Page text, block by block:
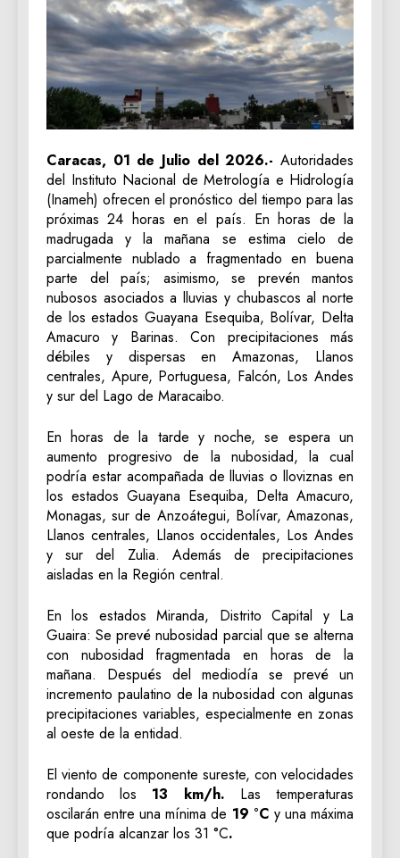
Caracas, 01 de Julio del 2026.- Autoridades
del Instituto Nacional de Metrología e Hidrología
(Inameh) ofrecen el pronóstico del tiempo para las
próximas 24 horas en el país. En horas de la
madrugada y la mañana se estima cielo de
parcialmente nublado a fragmentado en buena
parte del país; asimismo, se prevén mantos
nubosos asociados a lluvias y chubascos al norte
de los estados Guayana Esequiba, Bolívar, Delta
Amacuro y Barinas. Con precipitaciones más
débiles y dispersas en Amazonas, Llanos
centrales, Apure, Portuguesa, Falcón, Los Andes
y sur del Lago de Maracaibo.
En horas de la tarde y noche, se espera un
aumento progresivo de la nubosidad, la cual
podría estar acompañada de lluvias o lloviznas en
los estados Guayana Esequiba, Delta Amacuro,
Monagas, sur de Anzoátegui, Bolívar, Amazonas,
Llanos centrales, Llanos occidentales, Los Andes
y sur del Zulia. Además de precipitaciones
aisladas en la Región central.
En los estados Miranda, Distrito Capital y La
Guaira: Se prevé nubosidad parcial que se alterna
con nubosidad fragmentada en horas de la
mañana. Después del mediodía se prevé un
incremento paulatino de la nubosidad con algunas
precipitaciones variables, especialmente en zonas
al oeste de la entidad.
El viento de componente sureste, con velocidades
rondando los 13 km/h. Las temperaturas
oscilarán entre una mínima de 19 °C y una máxima
que podría alcanzar los 31 °C.